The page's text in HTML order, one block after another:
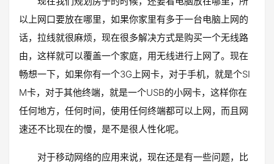
以上网口要放在哪里，如果你家里有多于一台电脑上网的
话，拉线就很麻烦，现在很多解决方式是购买一个无线路
由，这样就可以覆盖一个家庭，用无线进行上网了。现在
畅想一下，如果你有一个3G上网卡，对于手机，就是个SI
M卡，对于其他终端，就是一个USB的小网卡，这样你在
任何地方，任何时间，使用任何终端都可以上网，而且网
速还不比现在的慢，是不是很人性化呢。
对于移动网络的应用来说，现在还是有一些问题，比